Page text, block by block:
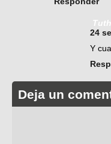
24
Y
Deja un